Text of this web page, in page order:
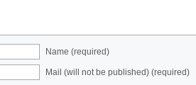
Name (required)
Mail (will not be published) (required)